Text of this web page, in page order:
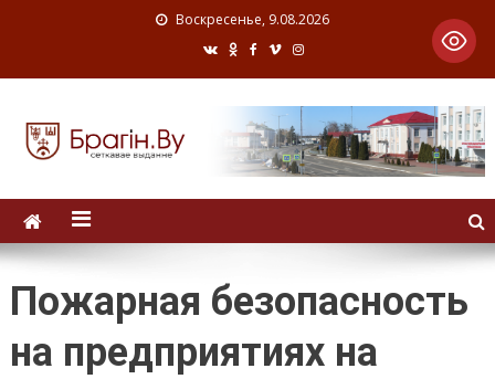
Воскресенье, 9.08.2026
Пожарная безопасность
на предприятиях на